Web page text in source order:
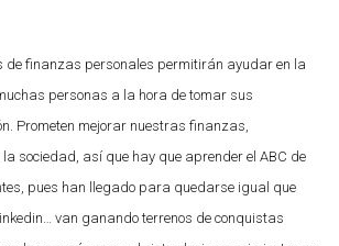
de finanzas personales permitirán ayudar en la
personas a la hora de tomar sus
Prometen mejorar nuestras finanzas,
sociedad, así que hay que aprender el ABC de
pues han llegado para quedarse igual que
van ganando terrenos de conquistas